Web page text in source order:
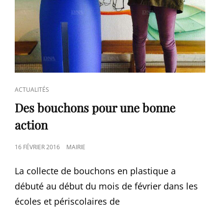
CAT
LINKS
ACTUALITÉS
Des bouchons pour une bonne
action
POSTED
16 FÉVRIER 2016 MAIRIE
La collecte de bouchons en plastique a
débuté au début du mois de février dans les
écoles et périscolaires de